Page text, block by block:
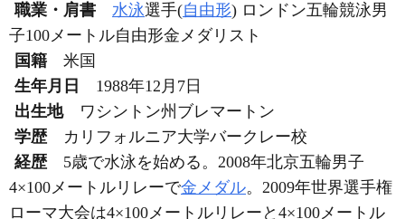
職業・肩書 水泳選手(自由形) ロンドン五輪競泳男
子100メートル自由形金メダリスト
国籍
米国
生年月日
1988年12月7日
出生地
ワシントン州ブレマートン
学歴
カリフォルニア大学バークレー校
経歴
5歳で水泳を始める。2008年北京五輪男子
4×100メートルリレーで金メダル。2009年世界選手権
ローマ大会は4×100メートルリレーと4×100メートル